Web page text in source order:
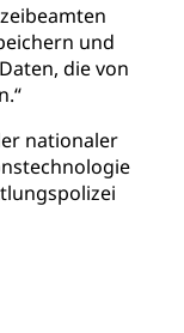
und
die von
nationaler